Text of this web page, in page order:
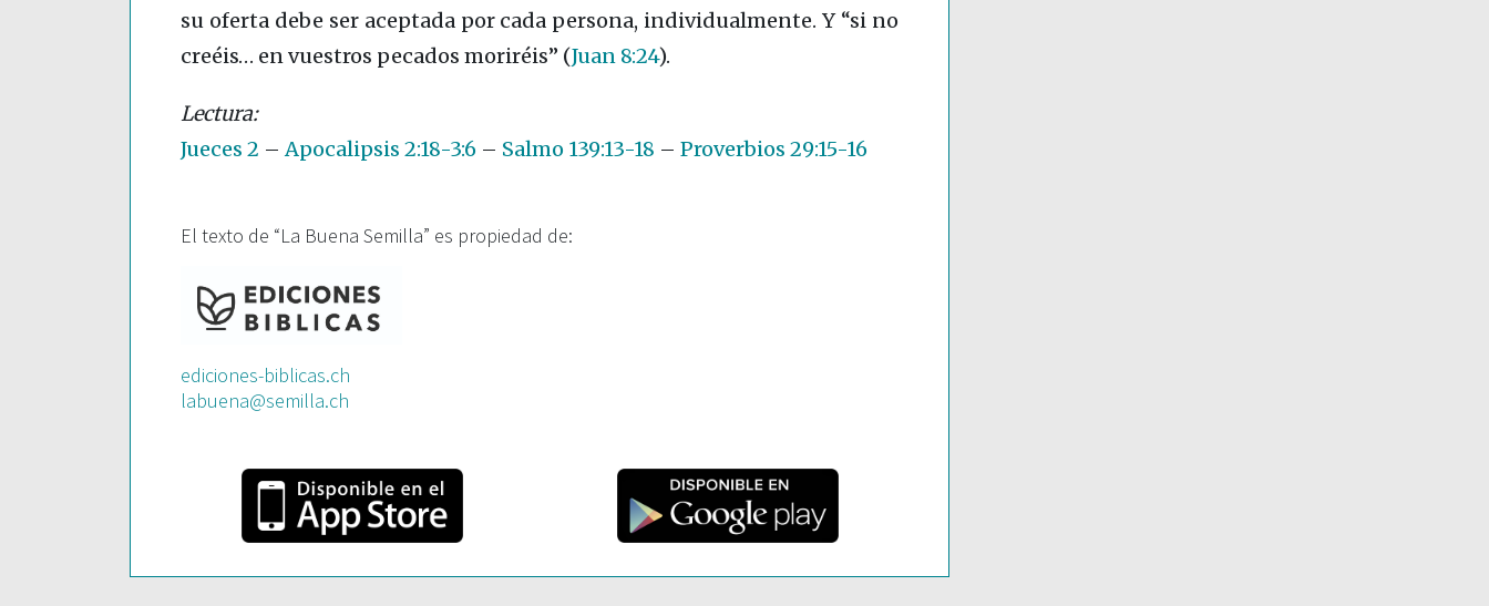
su oferta debe ser aceptada por cada persona, individualmente. Y “si no
creéis… en vuestros pecados moriréis” (Juan 8:24).
Jueces 2 –Apocalipsis 2:18-3:6 – Salmo 139:13-18 – Proverbios 29:15-16
El texto de “La Buena Semilla” es propiedad de:
ediciones-biblicas.ch
labuena@semilla.ch